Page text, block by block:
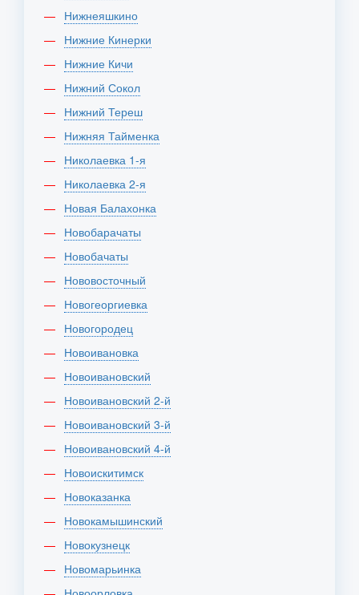
Нижнеяшкино
Нижние Кинерки
Нижние Кичи
Нижний Сокол
Нижний Тереш
Нижняя Тайменка
Николаевка 1-я
Николаевка 2-я
Новая Балахонка
Новобарачаты
Новобачаты
Нововосточный
Новогеоргиевка
Новогородец
Новоивановка
Новоивановский
Новоивановский 2-й
Новоивановский 3-й
Новоивановский 4-й
Новоискитимск
Новоказанка
Новокамышинский
Новокузнецк
Новомарьинка